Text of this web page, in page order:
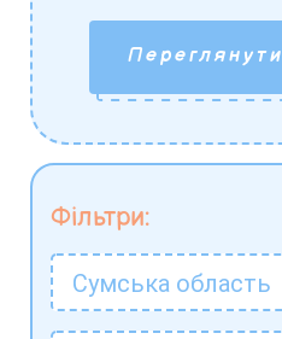
Фільтри:
Сумська область
Переглянути